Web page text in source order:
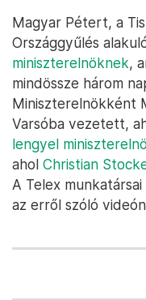
Magyar Pétert, a
Országgyűlés
miniszterelnöknek,
mindössze három
Miniszterelnökként
Varsóba vezetett,
lengyel
ahol Christian
A Telex
az erről szóló